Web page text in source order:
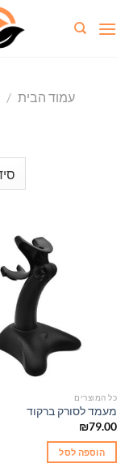
עמוד הבית /
כל המוצרים
מעמד לסורק ברקוד
₪79.00
הוספה לסל